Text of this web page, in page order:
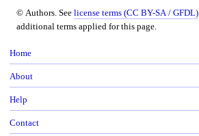
© Authors. See license terms (CC BY-SA / GFDL)
additional terms applied for this page.
Home
About
Help
Contact